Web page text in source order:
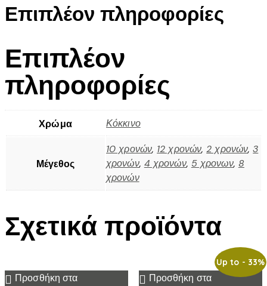
Επιπλέον πληροφορίες
Επιπλέον
πληροφορίες
Χρώμα Κόκκινο
Μέγεθος
10 χρονών, 12 χρονών,2 χρονών,3
χρονών, 4 χρονών, 5 χρονων, 8
χρονών
Σχετικά προϊόντα
Προσθήκη στα
Up to - 33%
Προσθήκη στα